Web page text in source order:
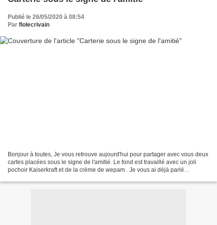
Publié le 26/05/2020 à 08:54
Par flolecrivain
Bonjour à toutes, Je vous retrouve aujourd'hui pour partager avec vous deux
cartes placées sous le signe de l'amitié. Le fond est travaillé avec un joli
pochoir Kaiserkraft et de la crème de wepam . Je vous ai déjà parlé